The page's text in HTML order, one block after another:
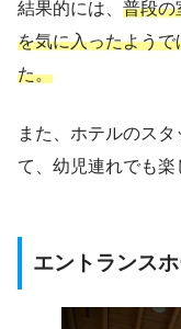
結果的には、 普段の
を気に入ったよう
た。
また、ホテルのス
て、幼児連れでも楽
エントランス